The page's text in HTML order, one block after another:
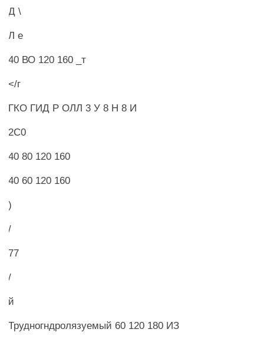
Д \
Л е
40 ВО 120 160 _т
</г
ГКО ГИД Р ОЛЛ 3 У 8 Н 8 И
2С0
40 80 120 160
40 60 120 160
)
/
77
/
й
Трудногндролязуемый 60 120 180 ИЗ